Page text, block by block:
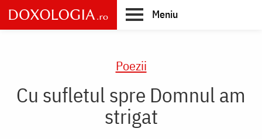
Skip
to
main
Meniu
Poezii
Cu sufletul spre Domnul am
strigat